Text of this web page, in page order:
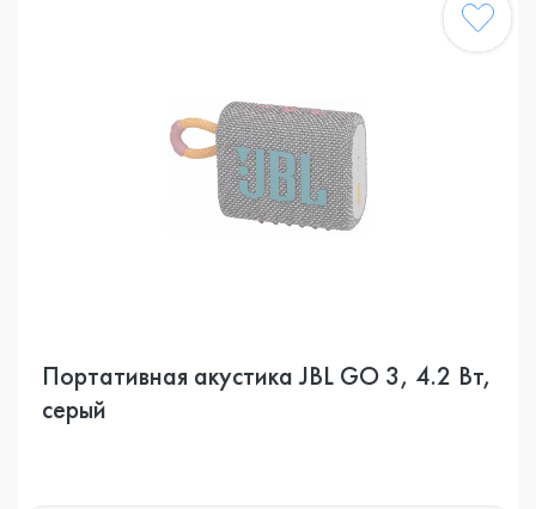
Портативная акустика JBL GO 3, 4.2 Вт,
серый